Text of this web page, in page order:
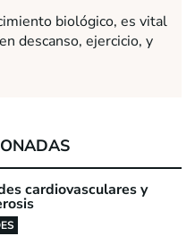
biológico, es vital
descanso, ejercicio, y
cardiovasculares y